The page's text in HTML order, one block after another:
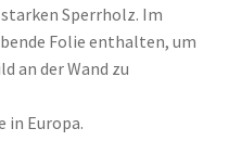
Sperrholz. Im
Folie enthalten, um
an der Wand zu
in Europa.